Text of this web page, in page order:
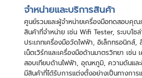
จําหน่ายและบริการสินค้า
ศูนย์รวมและผู้จําหน่ายเครื่องมือทดสอบคุ
สินค้าที่จําหน่าย เช่น Wifi Tester, ระบบโซล่
ประเภทเครื่องมือวัดไฟฟ้า, อิเล็กทรอนิกส์,
เน็ตเวิร์กและเครื่องมือด้านมาตรวิทยา เช่น
สอบเทียบด้านไฟฟ้า, อุณหภูมิ, ความดันแล
มีสินค้าที่ได้รับการแต่งตั้งอย่างเป็นทางการ